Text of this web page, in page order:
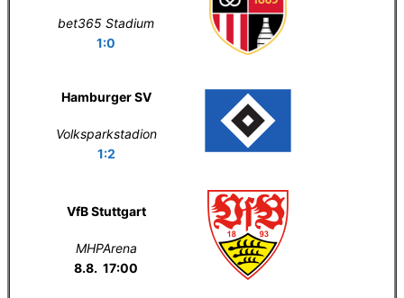
bet365 Stadium
1:0
Hamburger SV
Volksparkstadion
1:2
VfB Stuttgart
MHPArena
8.8. 17:00